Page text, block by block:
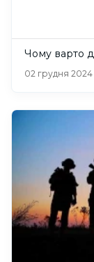
Чому варто
02 грудня 2024